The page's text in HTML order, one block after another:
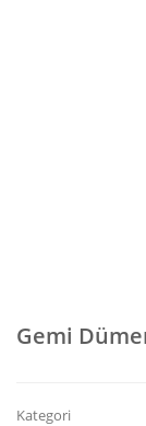
Gemi
Kategori